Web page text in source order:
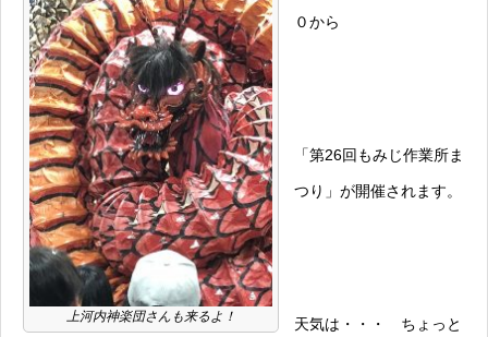
上河内神楽団さんも来るよ！
０から
「第26回もみじ作業所ま
つり」が開催されます。
天気は・・・ ちょっと